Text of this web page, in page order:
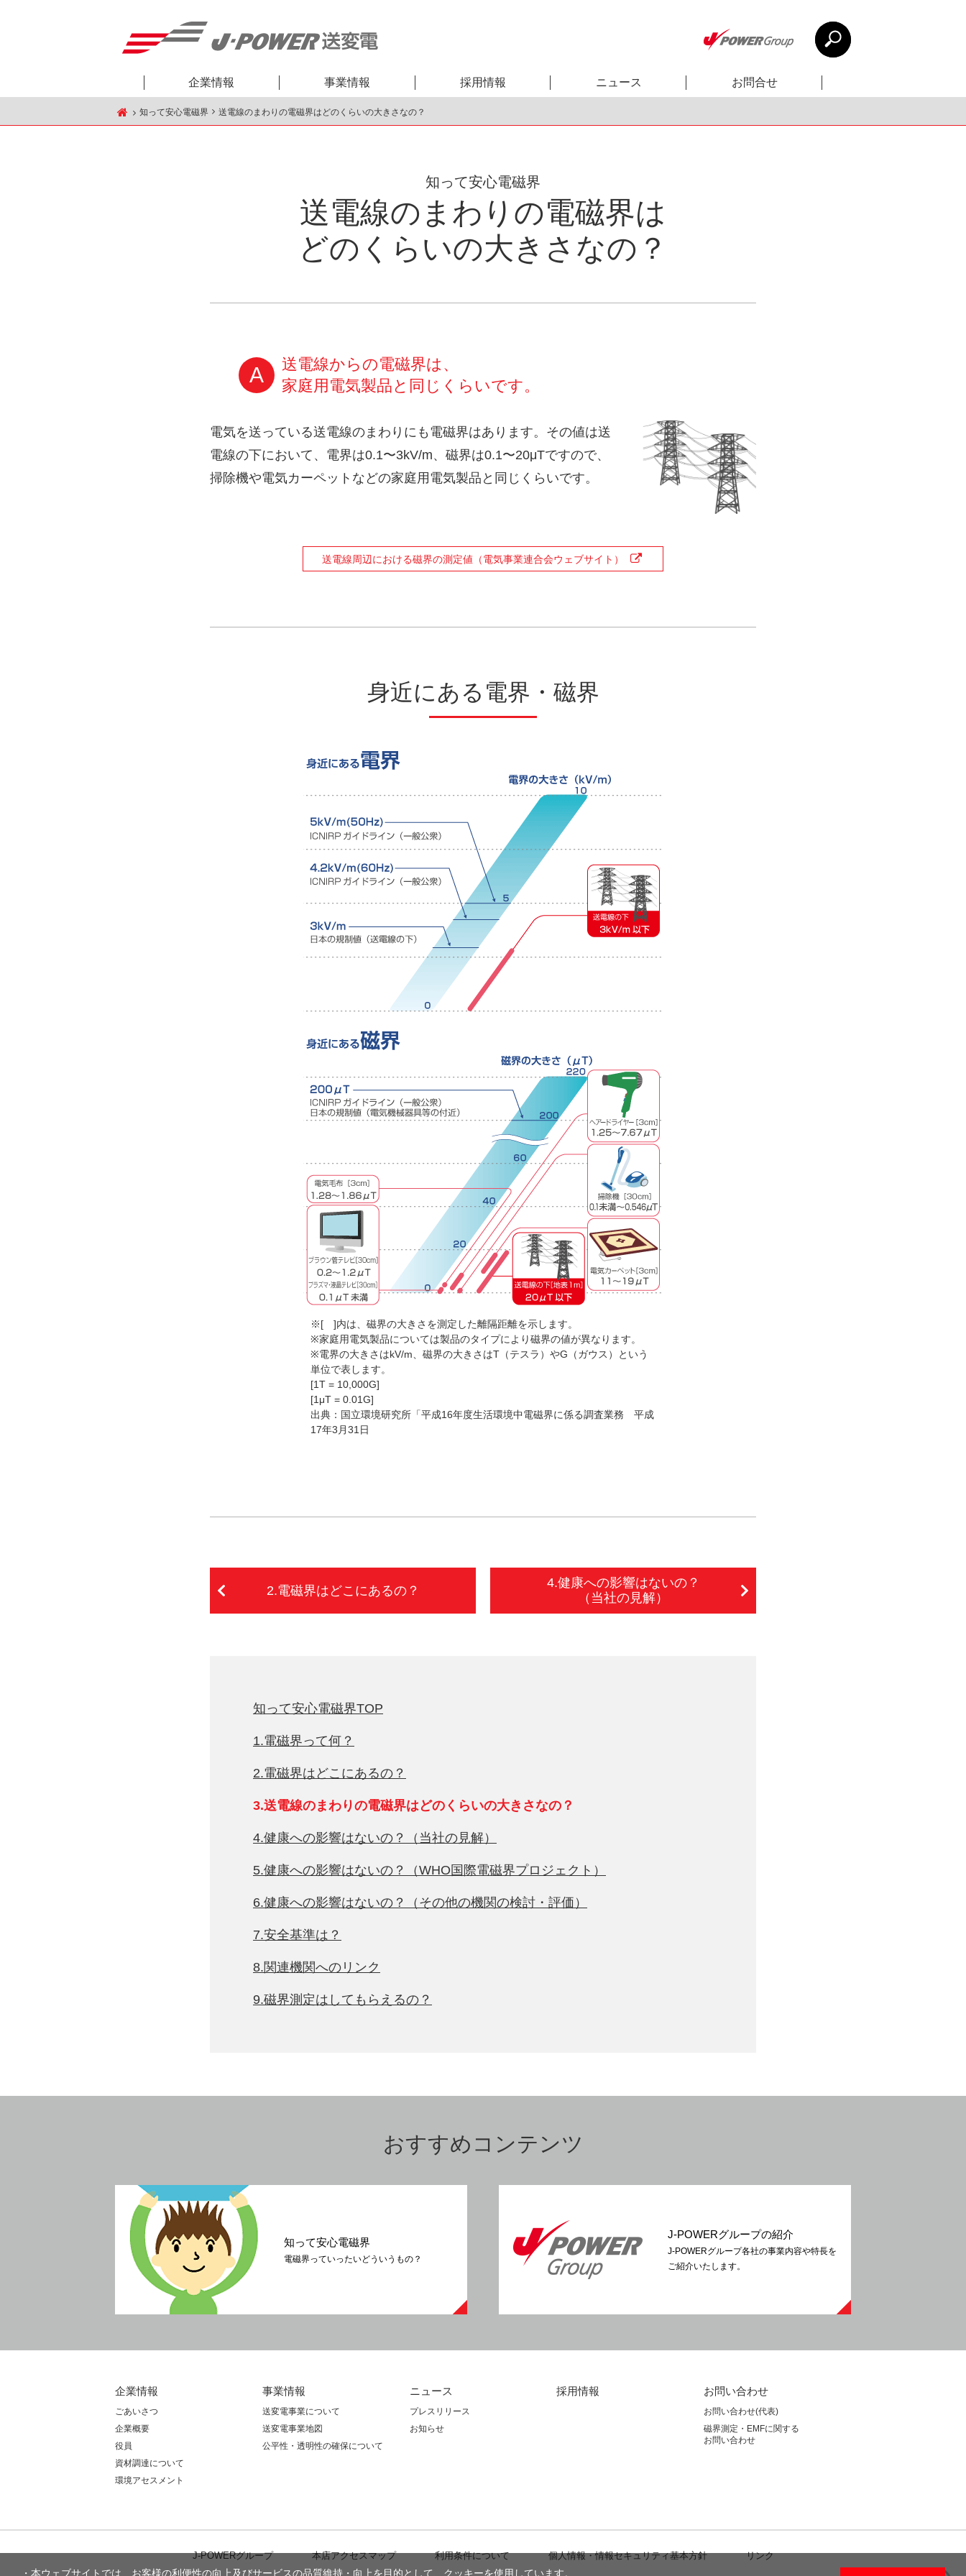
・本ウェブサイトでは、お客様の利便性の向上及びサービスの品質維持・向上を目的として、クッキーを使用しています。
企業情報 事業情報 採用情報 ニュース お問合せ
J-POWER送変電 HOME
知って安心電磁界 送電線のまわりの電磁界はどのくらいの大きさなの？
知って安心電磁界
送電線のまわりの電磁界は
どのくらいの大きさなの？
A
送電線からの電磁界は、
家庭用電気製品と同じくらいです。
電気を送っている送電線のまわりにも電磁界はあります。その値は送
電線の下において、電界は0.1〜3kV/m、磁界は0.1〜20μTですので、
掃除機や電気カーペットなどの家庭用電気製品と同じくらいです。
送電線周辺における磁界の測定値（電気事業連合会ウェブサイト）
身近にある電界・磁界
※[ ]内は、磁界の大きさを測定した離隔距離を示します。
※家庭用電気製品については製品のタイプにより磁界の値が異なります。
※電界の大きさはkV/m、磁界の大きさはT（テスラ）やG（ガウス）という
単位で表します。
[1T = 10,000G]
[1μT = 0.01G]
出典：国立環境研究所「平成16年度生活環境中電磁界に係る調査業務 平成
17年3月31日
2.電磁界はどこにあるの？
4.健康への影響はないの？
（当社の見解）
知って安心電磁界TOP
1.電磁界って何？
2.電磁界はどこにあるの？
3.送電線のまわりの電磁界はどのくらいの大きさなの？
4.健康への影響はないの？（当社の見解）
5.健康への影響はないの？（WHO国際電磁界プロジェクト）
6.健康への影響はないの？（その他の機関の検討・評価）
7.安全基準は？
8.関連機関へのリンク
9.磁界測定はしてもらえるの？
おすすめコンテンツ
知って安心電磁界
電磁界っていったいどういうもの？
J-POWERグループの紹介
J-POWERグループ各社の事業内容や特長を
ご紹介いたします。
企業情報
ごあいさつ
企業概要
役員
資材調達について
環境アセスメント
事業情報
送変電事業について
送変電事業地図
公平性・透明性の確保について
ニュース
プレスリリース
お知らせ
採用情報 お問い合わせ
お問い合わせ(代表)
磁界測定・EMFに関する
お問い合わせ
J-POWERグループ 本店アクセスマップ 利⽤条件について 個⼈情報・情報セキュリティ基本⽅針 リンク